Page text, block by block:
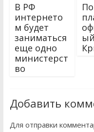
В РФ
интернето
м будет
заниматься
еще одно
министерст
во
Добавить
Для отправки